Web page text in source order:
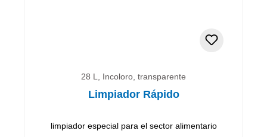
28 L, Incoloro, transparente
Limpiador Rápido
limpiador especial para el sector alimentario